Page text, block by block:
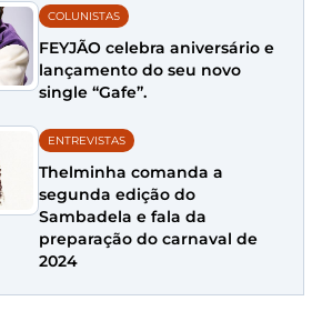
COLUNISTAS
FEYJÃO celebra aniversário e
lançamento do seu novo
single “Gafe”.
ENTREVISTAS
Thelminha comanda a
segunda edição do
Sambadela e fala da
preparação do carnaval de
2024